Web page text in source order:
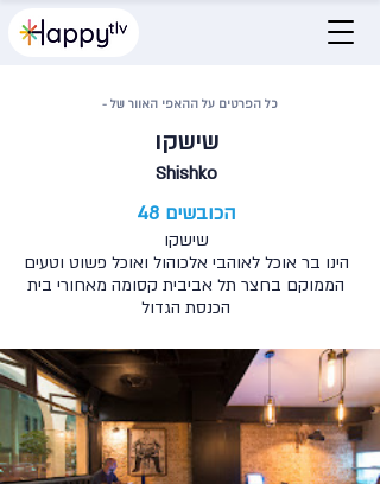
כל הפרטים על ההאפי האוור של -
שישקו
Shishko
הכובשים 48
שישקו
הינו בר אוכל לאוהבי אלכוהול ואוכל פשוט וטעים
הממוקם בחצר תל אביבית קסומה מאחורי בית
הכנסת הגדול